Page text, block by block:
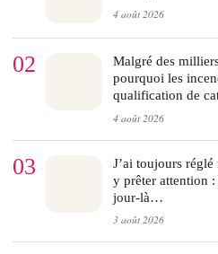
4 août 2026
02
Malgré des
pourquoi les
qualification de
4 août 2026
03
J’ai toujours
y prêter attention :
jour-là…
3 août 2026